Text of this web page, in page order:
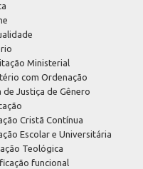
Ministerial
com Ordenação
de Justiça de Gênero
Cristã Contínua
Escolar e Universitária
Teológica
funcional